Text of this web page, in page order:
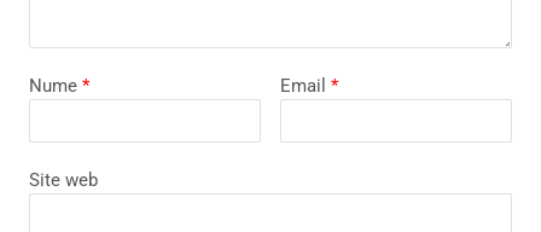
Nume * Email *
Site web